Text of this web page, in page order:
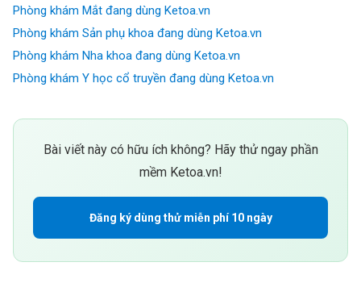
Phòng khám Mắt đang dùng Ketoa.vn
Phòng khám Sản phụ khoa đang dùng Ketoa.vn
Phòng khám Nha khoa đang dùng Ketoa.vn
Phòng khám Y học cổ truyền đang dùng Ketoa.vn
Bài viết này có hữu ích không? Hãy thử ngay phần
mềm Ketoa.vn!
Đăng ký dùng thử miễn phí 10 ngày